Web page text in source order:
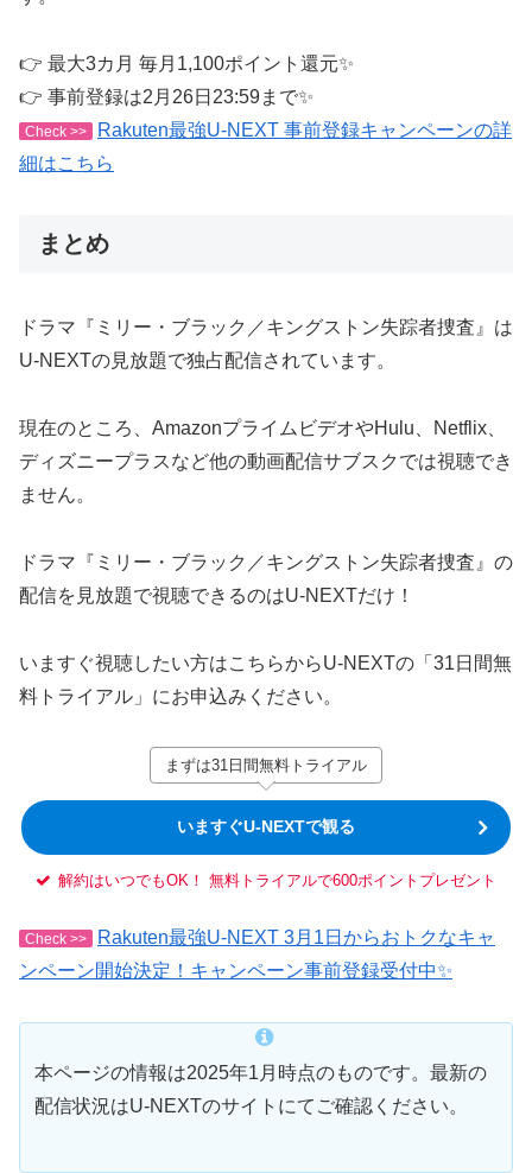
👉 最大3カ月 毎月1,100ポイント還元✨
👉 事前登録は2月26日23:59まで✨
Check >>
Rakuten最強U-NEXT 事前登録キャンペーンの詳
細はこちら
まとめ
ドラマ『ミリー・ブラック／キングストン失踪者捜査』は
U-NEXTの見放題で独占配信されています。
現在のところ、AmazonプライムビデオやHulu、Netflix、
ディズニープラスなど他の動画配信サブスクでは視聴でき
ません。
ドラマ『ミリー・ブラック／キングストン失踪者捜査』の
配信を見放題で視聴できるのはU-NEXTだけ！
いますぐ視聴したい方はこちらからU-NEXTの「31日間無
料トライアル」にお申込みください。
まずは31日間無料トライアル
いますぐU-NEXTで観る
解約はいつでもOK！ 無料トライアルで600ポイントプレゼント
Check >>
Rakuten最強U-NEXT 3月1日からおトクなキャ
ンペーン開始決定！キャンペーン事前登録受付中✨
本ページの情報は2025年1月時点のものです。最新の
配信状況はU-NEXTのサイトにてご確認ください。